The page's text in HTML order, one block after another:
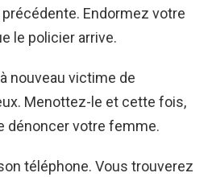
Endormez votre
le policier arrive.
nouveau victime de
Menottez-le et cette fois,
dénoncer votre femme.
téléphone. Vous trouverez